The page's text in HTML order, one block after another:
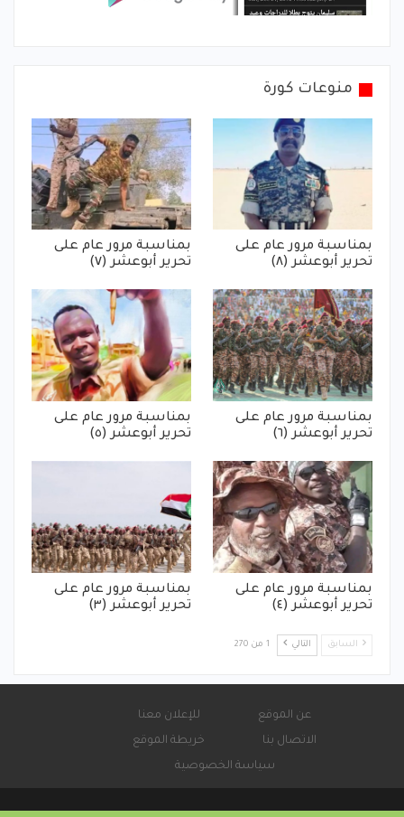
منوعات كورة
بمناسبة مرور عام على
تحرير أبوعشر (٨)
بمناسبة مرور عام على
تحرير أبوعشر (٧)
بمناسبة مرور عام على
تحرير أبوعشر (٦)
بمناسبة مرور عام على
تحرير أبوعشر (٥)
بمناسبة مرور عام على
تحرير أبوعشر (٤)
بمناسبة مرور عام على
تحرير أبوعشر (٣)
السابق التالي 1 من 270
عن الموقع
للإعلان معنا
الاتصال بنا
خريطة الموقع
سياسة الخصوصية